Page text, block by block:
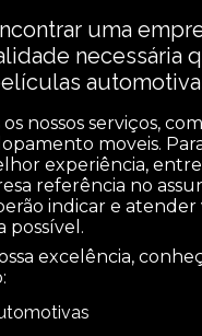
uma
necessária
nossos serviços,
moveis.
experiência,
referência no
indicar e atender
possível.
excelência,